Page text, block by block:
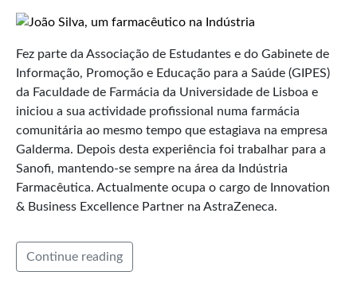
Fez parte da Associação de Estudantes e do Gabinete de
Informação, Promoção e Educação para a Saúde (GIPES)
da Faculdade de Farmácia da Universidade de Lisboa e
iniciou a sua actividade profissional numa farmácia
comunitária ao mesmo tempo que estagiava na empresa
Galderma. Depois desta experiência foi trabalhar para a
Sanofi, mantendo-se sempre na área da Indústria
Farmacêutica. Actualmente ocupa o cargo de Innovation
& Business Excellence Partner na AstraZeneca.
Continue reading